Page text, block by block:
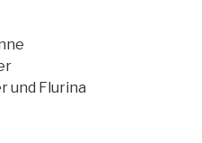
und Flurina